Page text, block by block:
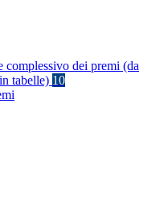
complessivo dei premi (da
tabelle) 10